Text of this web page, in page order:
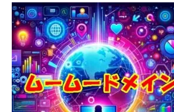
活
手
続
き
about
ム
ー
ム
ー
ド
メ
イ